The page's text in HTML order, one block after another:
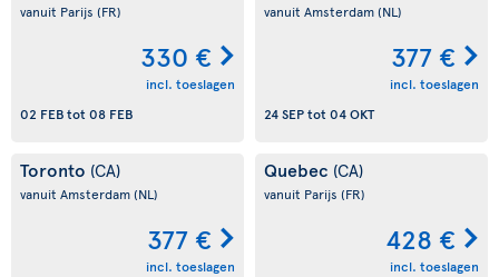
vanuit Parijs (FR)
330 €
incl. toeslagen
02 FEBtot 08 FEB
vanuit Amsterdam(NL)
377 €
incl. toeslagen
24 SEPtot 04 OKT
Toronto (CA)
vanuit Amsterdam(NL)
377 €
incl. toeslagen
Quebec (CA)
vanuit Parijs (FR)
428 €
incl. toeslagen